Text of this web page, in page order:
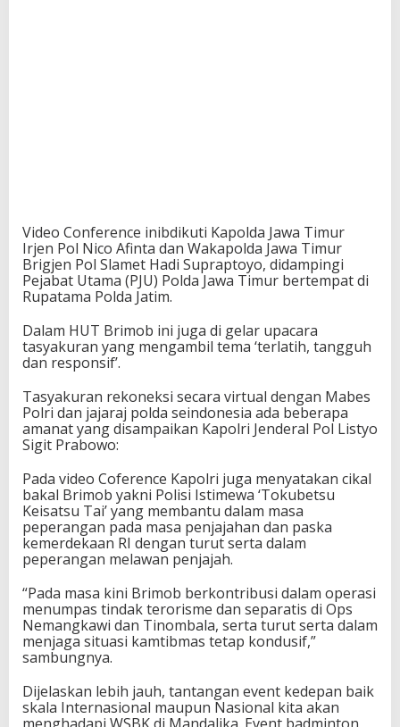
Video Conference inibdikuti Kapolda Jawa Timur
Irjen Pol Nico Afinta dan Wakapolda Jawa Timur
Brigjen Pol Slamet Hadi Supraptoyo, didampingi
Pejabat Utama (PJU) Polda Jawa Timur bertempat di
Rupatama Polda Jatim.
Dalam HUT Brimob ini juga di gelar upacara
tasyakuran yang mengambil tema ‘terlatih, tangguh
dan responsif’.
Tasyakuran rekoneksi secara virtual dengan Mabes
Polri dan jajaraj polda seindonesia ada beberapa
amanat yang disampaikan Kapolri Jenderal Pol Listyo
Sigit Prabowo:
Pada video Coference Kapolri juga menyatakan cikal
bakal Brimob yakni Polisi Istimewa ‘Tokubetsu
Keisatsu Tai’ yang membantu dalam masa
peperangan pada masa penjajahan dan paska
kemerdekaan RI dengan turut serta dalam
peperangan melawan penjajah.
“Pada masa kini Brimob berkontribusi dalam operasi
menumpas tindak terorisme dan separatis di Ops
Nemangkawi dan Tinombala, serta turut serta dalam
menjaga situasi kamtibmas tetap kondusif,”
sambungnya.
Dijelaskan lebih jauh, tantangan event kedepan baik
skala Internasional maupun Nasional kita akan